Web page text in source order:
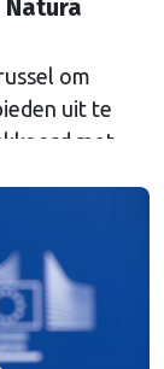
om
uit te
met